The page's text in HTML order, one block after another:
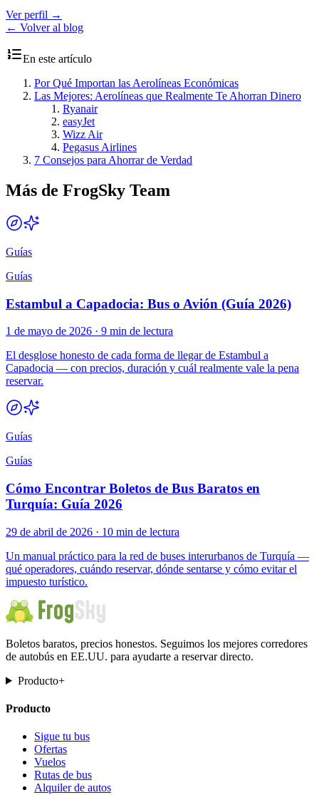
Ver perfil →
← Volver al blog
En este artículo
Por Qué Importan las Aerolíneas Económicas
Las Mejores: Aerolíneas que Realmente Te Ahorran Dinero
Ryanair
easyJet
Wizz Air
Pegasus Airlines
7 Consejos para Ahorrar de Verdad
Más de FrogSky Team
Guías
Guías
Estambul a Capadocia: Bus o Avión (Guía 2026)
1 de mayo de 2026 · 9 min de lectura
El desglose honesto de cada forma de llegar de Estambul a
Capadocia — con precios, duración y cuál realmente vale la pena
reservar.
Guías
Guías
Cómo Encontrar Boletos de Bus Baratos en
Turquía: Guía 2026
29 de abril de 2026 · 10 min de lectura
Un manual práctico para la red de buses interurbanos de Turquía —
qué operadores, cuándo reservar, dónde sentarse y cómo evitar el
impuesto turístico.
Boletos baratos, precios honestos. Seguimos los mejores corredores
de autobús en EE.UU. para ayudarte a reservar directo.
Producto+
Producto
Sigue tu bus
Ofertas
Vuelos
Rutas de bus
Alquiler de autos